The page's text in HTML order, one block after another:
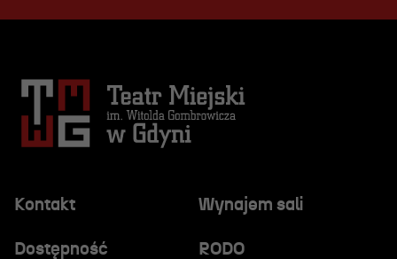
Kontakt Wynajem sali
Dostępność RODO